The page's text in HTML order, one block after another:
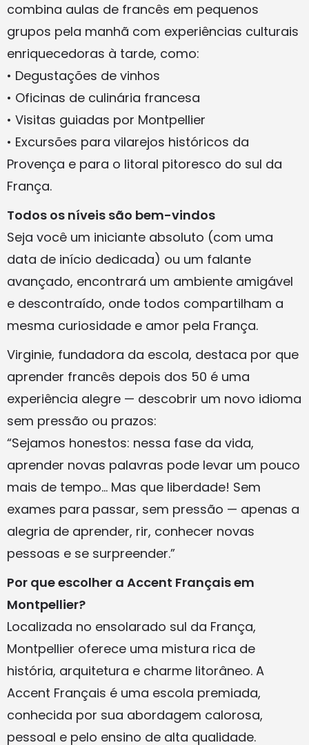
combina aulas de francês em pequenos
grupos pela manhã com experiências culturais
enriquecedoras à tarde, como:
• Degustações de vinhos
• Oficinas de culinária francesa
• Visitas guiadas por Montpellier
• Excursões para vilarejos históricos da
Provença e para o litoral pitoresco do sul da
França.
Todos os níveis são bem-vindos
Seja você um iniciante absoluto (com uma
data de início dedicada) ou um falante
avançado, encontrará um ambiente amigável
e descontraído, onde todos compartilham a
mesma curiosidade e amor pela França.
Virginie, fundadora da escola, destaca por que
aprender francês depois dos 50 é uma
experiência alegre — descobrir um novo idioma
sem pressão ou prazos:
“Sejamos honestos: nessa fase da vida,
aprender novas palavras pode levar um pouco
mais de tempo… Mas que liberdade! Sem
exames para passar, sem pressão — apenas a
alegria de aprender, rir, conhecer novas
pessoas e se surpreender.”
Por que escolher a Accent Français em
Montpellier?
Localizada no ensolarado sul da França,
Montpellier oferece uma mistura rica de
história, arquitetura e charme litorâneo. A
Accent Français é uma escola premiada,
conhecida por sua abordagem calorosa,
pessoal e pelo ensino de alta qualidade.